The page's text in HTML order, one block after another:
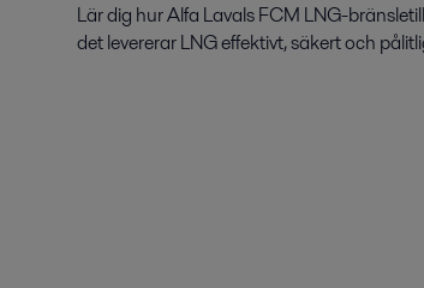
Lär dig hur Alfa Lavals FCM LNG-
det levererar LNG effektivt, säkert och